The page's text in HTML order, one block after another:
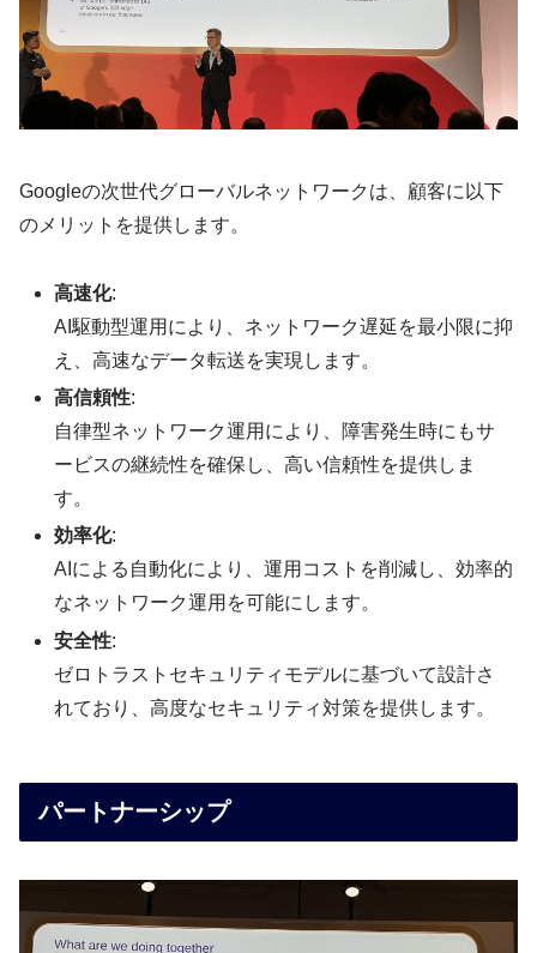
Googleの次世代グローバルネットワークは、顧客に以下
のメリットを提供します。
高速化:
AI駆動型運用により、ネットワーク遅延を最小限に抑
え、高速なデータ転送を実現します。
高信頼性:
自律型ネットワーク運用により、障害発生時にもサ
ービスの継続性を確保し、高い信頼性を提供しま
す。
効率化:
AIによる自動化により、運用コストを削減し、効率的
なネットワーク運用を可能にします。
安全性:
ゼロトラストセキュリティモデルに基づいて設計さ
れており、高度なセキュリティ対策を提供します。
パートナーシップ